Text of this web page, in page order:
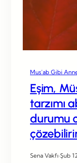
Mus’ab Gibi
Eşim,
tarzımı
durumu
Sena Vakfı·Şub